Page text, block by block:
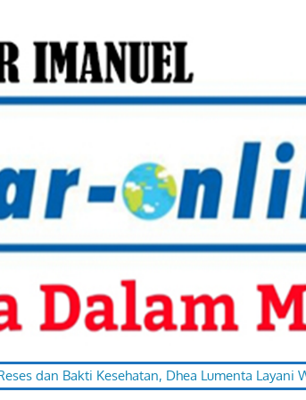
Dhea Lumenta Layani Warga Desa Totabuan